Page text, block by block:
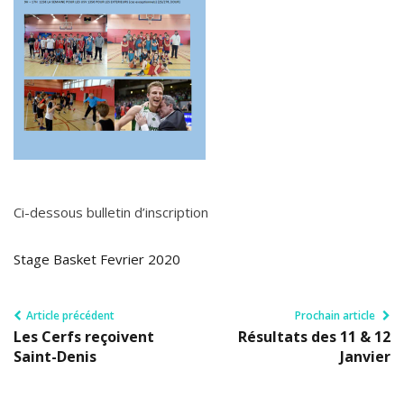
Ci-dessous bulletin d’inscription
Stage Basket Fevrier 2020
Article précédent
Les Cerfs reçoivent
Saint-Denis
Prochain article
Résultats des 11 & 12
Janvier